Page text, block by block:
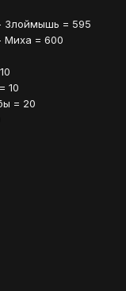
Злоймышь = 595
Миха = 600
10
= 20